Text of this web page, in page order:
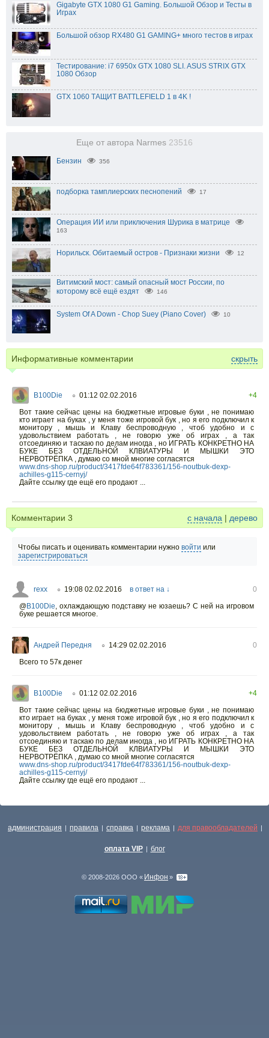
Gigabyte GTX 1080 G1 Gaming. Большой Обзор и Тесты в
Играх
Большой обзор RX480 G1 GAMING+ много тестов в играх
Тестирование: i7 6950x GTX 1080 SLI. ASUS STRIX GTX
1080 Обзор
GTX 1060 ТАЩИТ BATTLEFIELD 1 в 4K !
Еще от автора Narmes 23516
Бензин 356
подборка тамплиерских песнопений 17
Операция ИИ или приключения Шурика в матрице
163
Норильск. Обитаемый остров - Признаки жизни 12
Витимский мост: самый опасный мост России, по
которому всё ещё ездят
146
System Of A Down - Chop Suey (Piano Cover) 10
Информативные комментарии скрыть
B100Die ○ 01:12 02.02.2016
+4
Вот такие сейчас цены на бюджетные игровые буки , не понимаю
кто играет на буках , у меня тоже игровой бук , но я его подключил к
монитору , мышь и Клаву беспроводную , чтоб удобно и с
удовольствием работать , не говорю уже об играх , а так
отсоединяю и таскаю по делам иногда , но ИГРАТЬ КОНКРЕТНО НА
БУКЕ БЕЗ ОТДЕЛЬНОЙ КЛВИАТУРЫ И МЫШКИ ЭТО
НЕРВОТРЁПКА , думаю со мной многие согласятся
www.dns-shop.ru/product/3417fde64f783361/156-noutbuk-dexp-
achilles-g115-cernyj/
Дайте ссылку где ещё его продают ...
Комментарии 3 с начала | дерево
Чтобы писать и оценивать комментарии нужно войти или
зарегистрироваться
rexx ○ 19:08 02.02.2016 в ответ на ↓
0
@B100Die, охлаждающую подставку не юзаешь? С ней на игровом
буке решается многое.
Андрей Передня ○ 14:29 02.02.2016
0
Всего то 57к денег
B100Die ○ 01:12 02.02.2016
+4
Вот такие сейчас цены на бюджетные игровые буки , не понимаю
кто играет на буках , у меня тоже игровой бук , но я его подключил к
монитору , мышь и Клаву беспроводную , чтоб удобно и с
удовольствием работать , не говорю уже об играх , а так
отсоединяю и таскаю по делам иногда , но ИГРАТЬ КОНКРЕТНО НА
БУКЕ БЕЗ ОТДЕЛЬНОЙ КЛВИАТУРЫ И МЫШКИ ЭТО
НЕРВОТРЁПКА , думаю со мной многие согласятся
www.dns-shop.ru/product/3417fde64f783361/156-noutbuk-dexp-
achilles-g115-cernyj/
Дайте ссылку где ещё его продают ...
администрация | правила | справка | реклама | для правообладателей |
оплата VIP | блог
© 2008-2026 ООО « Инфон »